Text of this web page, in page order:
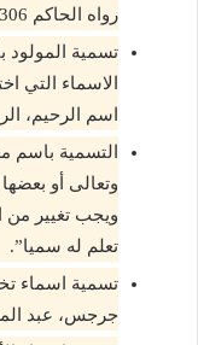
رواه الحاكم 3/306 ووافقه الذهبي.
تسمية
الاسماء التي
اسم الرحيم،
التسمية باسم
وتعالى أو
ويجب تغيير من
تعلم له سميا”.
تسمية اسماء
جرجس، عبد